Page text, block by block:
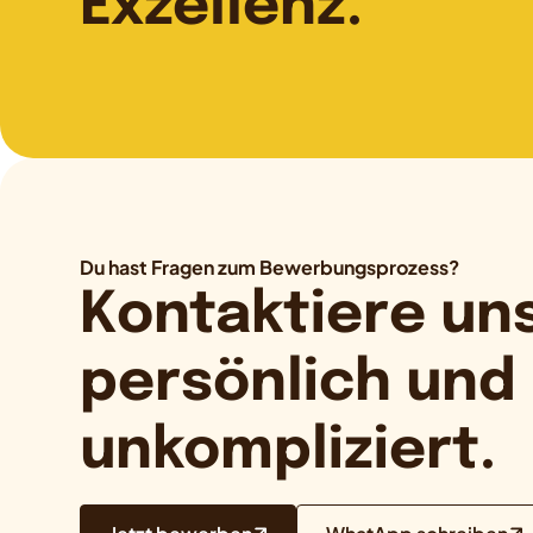
Du hast Fragen zum Bewerbungsprozess?
Kontaktiere
persönlich und
unkompliziert.